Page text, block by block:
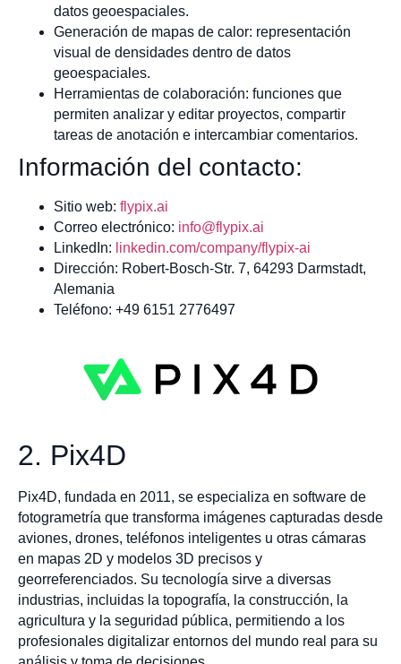
datos geoespaciales.
Generación de mapas de calor: representación
visual de densidades dentro de datos
geoespaciales.
Herramientas de colaboración: funciones que
permiten analizar y editar proyectos, compartir
tareas de anotación e intercambiar comentarios.
Información del contacto:
Sitio web: flypix.ai
Correo electrónico: info@flypix.ai
LinkedIn: linkedin.com/company/flypix-ai
Dirección: Robert-Bosch-Str. 7, 64293 Darmstadt,
Alemania
Teléfono: +49 6151 2776497
2. Pix4D
Pix4D, fundada en 2011, se especializa en software de
fotogrametría que transforma imágenes capturadas desde
aviones, drones, teléfonos inteligentes u otras cámaras
en mapas 2D y modelos 3D precisos y
georreferenciados. Su tecnología sirve a diversas
industrias, incluidas la topografía, la construcción, la
agricultura y la seguridad pública, permitiendo a los
profesionales digitalizar entornos del mundo real para su